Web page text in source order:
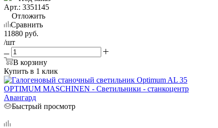
Арт.: 3351145
Отложить
Сравнить
11880 руб.
/шт
В корзину
Купить в 1 клик
Быстрый просмотр